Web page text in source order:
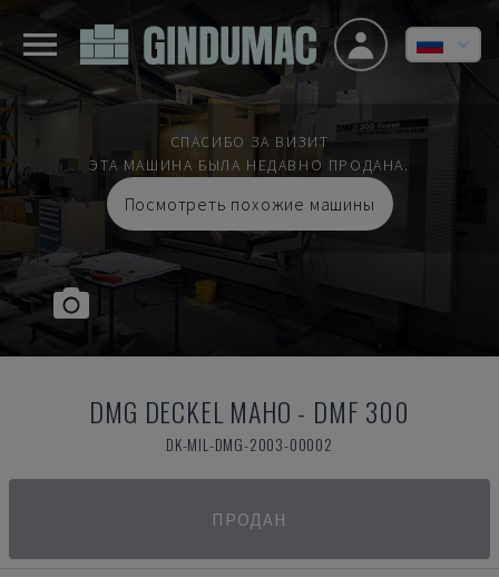
СПАСИБО ЗА ВИЗИТ
ЭТА МАШИНА БЫЛА НЕДАВНО ПРОДАНА.
Посмотреть похожие машины
DMG DECKEL MAHO - DMF 300
DK-MIL-DMG-2003-00002
ПРОДАН